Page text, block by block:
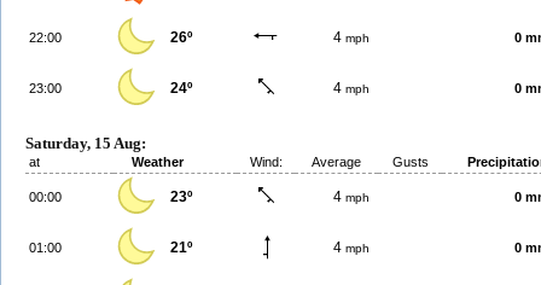
22:00 26º 4 mph 0
23:00 24º 4 mph 0
Saturday, 15 Aug:
at Weather Wind: Average Gusts
00:00 23º 4 mph 0
01:00 21º 4 mph 0